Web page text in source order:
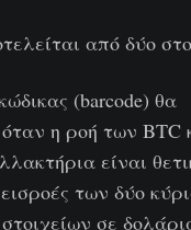
από δύο
(barcode) θα
η ροή των BTC
είναι
των δύο
σε